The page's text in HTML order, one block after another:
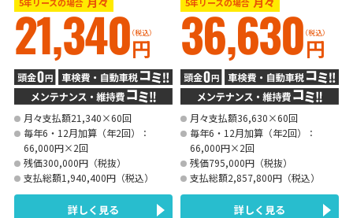
21,340円
（税込）
月々支払額21,340×60回
毎年6・12月加算（年2回）：
66,000円×2回
残価300,000円（税抜）
支払総額1,940,400円（税込）
詳しく見る
36,630円
（税込）
月々支払額36,630×60回
毎年6・12月加算（年2回）：
66,000円×2回
残価795,000円（税抜）
支払総額2,857,800円（税込）
詳しく見る